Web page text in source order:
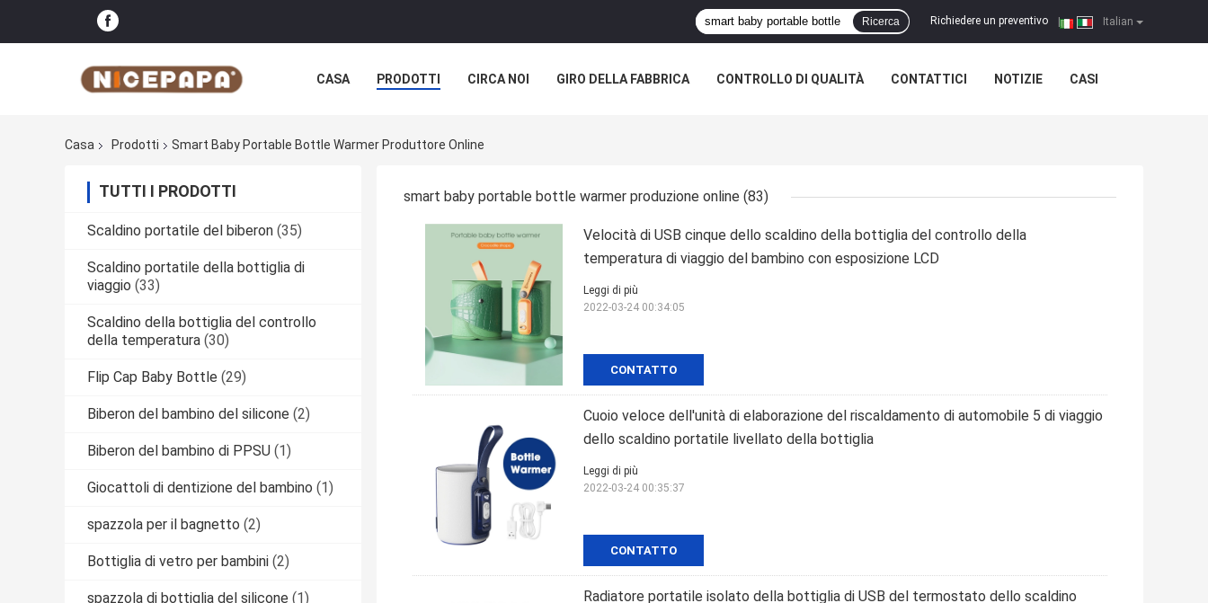
Italian
Richiedere un preventivo |
Ricerca
CASA PRODOTTI CIRCA NOI GIRO DELLA FABBRICA CONTROLLO DI QUALITÀ CONTATTICI NOTIZIE CASI
Casa Prodotti Smart Baby Portable Bottle Warmer Produttore Online
TUTTI I PRODOTTI
Scaldino portatile del biberon (35)
Scaldino portatile della bottiglia di
viaggio (33)
Scaldino della bottiglia del controllo
della temperatura (30)
Flip Cap Baby Bottle (29)
Biberon del bambino del silicone (2)
Biberon del bambino di PPSU (1)
Giocattoli di dentizione del bambino (1)
spazzola per il bagnetto (2)
Bottiglia di vetro per bambini (2)
spazzola di bottiglia del silicone (1)
smart baby portable bottle warmer produzione online (83)
Velocità di USB cinque dello scaldino della bottiglia del controllo della
temperatura di viaggio del bambino con esposizione LCD
CONTATTO
Leggi di più
2022-03-24 00:34:05
Cuoio veloce dell'unità di elaborazione del riscaldamento di automobile 5 di viaggio
dello scaldino portatile livellato della bottiglia
CONTATTO
Leggi di più
2022-03-24 00:35:37
Radiatore portatile isolato della bottiglia di USB del termostato dello scaldino